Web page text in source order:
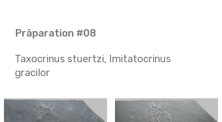
Präparation #08
Taxocrinus stuertzi, Imitatocrinus
gracilor